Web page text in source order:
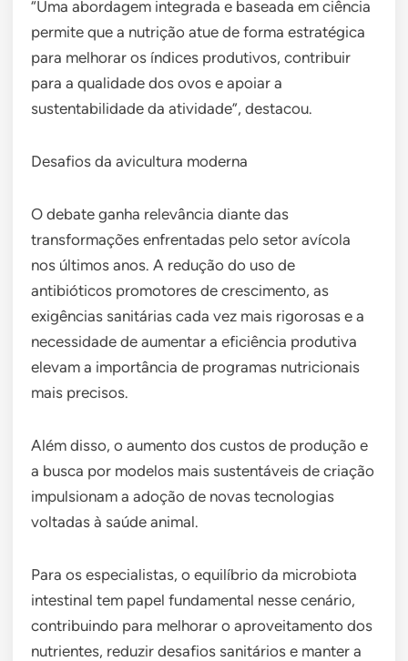
“Uma abordagem integrada e baseada em ciência
permite que a nutrição atue de forma estratégica
para melhorar os índices produtivos, contribuir
para a qualidade dos ovos e apoiar a
sustentabilidade da atividade”, destacou.
Desafios da avicultura moderna
O debate ganha relevância diante das
transformações enfrentadas pelo setor avícola
nos últimos anos. A redução do uso de
antibióticos promotores de crescimento, as
exigências sanitárias cada vez mais rigorosas e a
necessidade de aumentar a eficiência produtiva
elevam a importância de programas nutricionais
mais precisos.
Além disso, o aumento dos custos de produção e
a busca por modelos mais sustentáveis de criação
impulsionam a adoção de novas tecnologias
voltadas à saúde animal.
Para os especialistas, o equilíbrio da microbiota
intestinal tem papel fundamental nesse cenário,
contribuindo para melhorar o aproveitamento dos
nutrientes, reduzir desafios sanitários e manter a